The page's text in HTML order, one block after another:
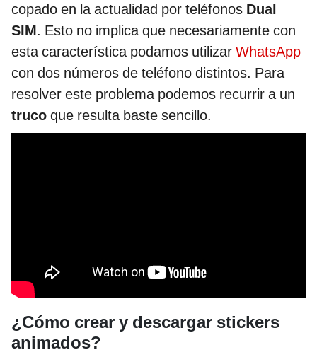
copado en la actualidad por teléfonos Dual
SIM. Esto no implica que necesariamente con
esta característica podamos utilizar WhatsApp
con dos números de teléfono distintos. Para
resolver este problema podemos recurrir a un
truco que resulta baste sencillo.
¿Cómo crear y descargar stickers
animados?